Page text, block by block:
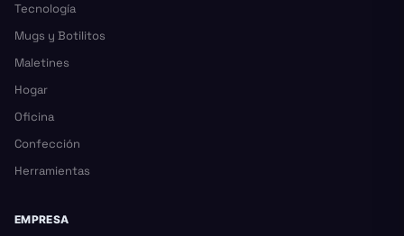
Tecnología
Mugs y Botilitos
Maletines
Hogar
Oficina
Confección
Herramientas
EMPRESA